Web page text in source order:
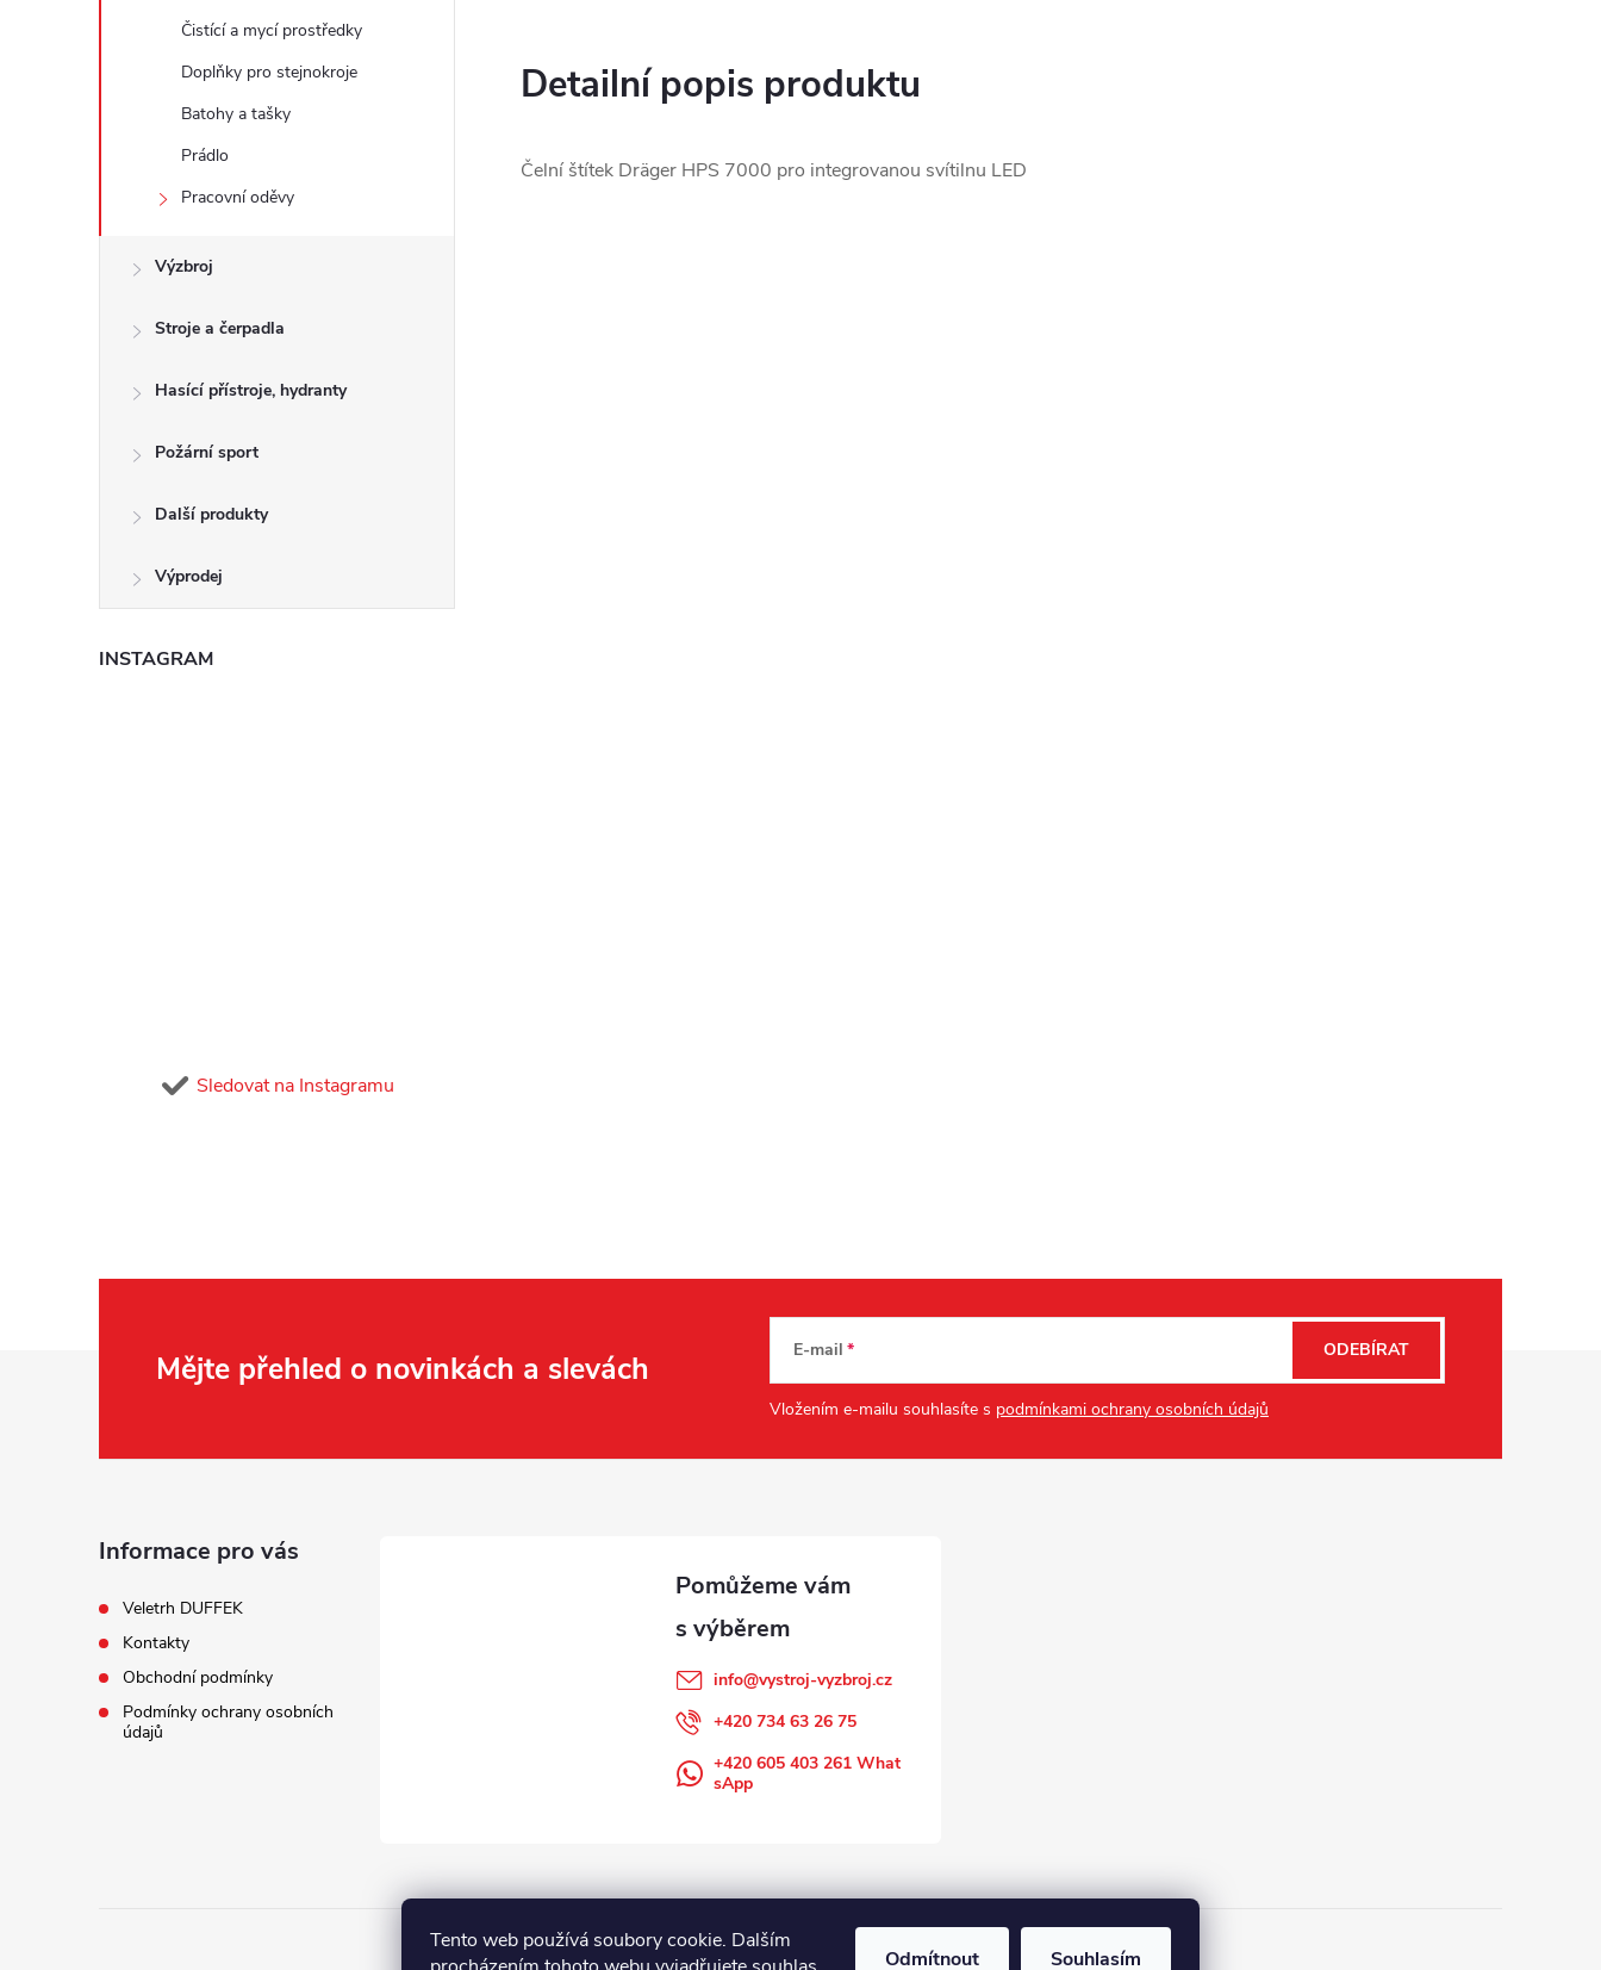
Tento web používá soubory cookie. Dalším
Odmítnout Souhlasím
Čistící a mycí prostředky
Doplňky pro stejnokroje
Batohy a tašky
Prádlo
Pracovní oděvy
Výzbroj
Stroje a čerpadla
Hasící přístroje, hydranty
Požární sport
Další produkty
Výprodej
INSTAGRAM
Sledovat na Instagramu
Detailní popis produktu
Čelní štítek Dräger HPS 7000 pro integrovanou svítilnu LED
Mějte přehled o novinkách a slevách E-mail
Vložením e-mailu souhlasíte s podmínkami ochrany osobních údajů
ODEBÍRAT
Informace pro vás
Veletrh DUFFEK
Kontakty
Obchodní podmínky
Podmínky ochrany osobních
údajů
info@vystroj-vyzbroj.cz
+420 734 63 26 75
+420 605 403 261 What
sApp